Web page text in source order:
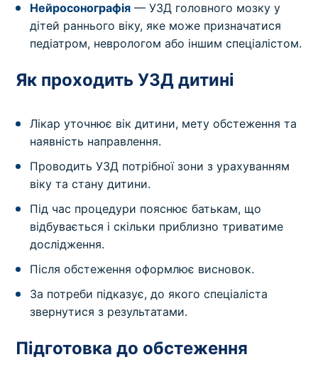
Нейросонографія — УЗД головного мозку у
дітей раннього віку, яке може призначатися
педіатром, неврологом або іншим спеціалістом.
Як проходить УЗД дитині
Лікар уточнює вік дитини, мету обстеження та
наявність направлення.
Проводить УЗД потрібної зони з урахуванням
віку та стану дитини.
Під час процедури пояснює батькам, що
відбувається і скільки приблизно триватиме
дослідження.
Після обстеження оформлює висновок.
За потреби підказує, до якого спеціаліста
звернутися з результатами.
Підготовка до обстеження